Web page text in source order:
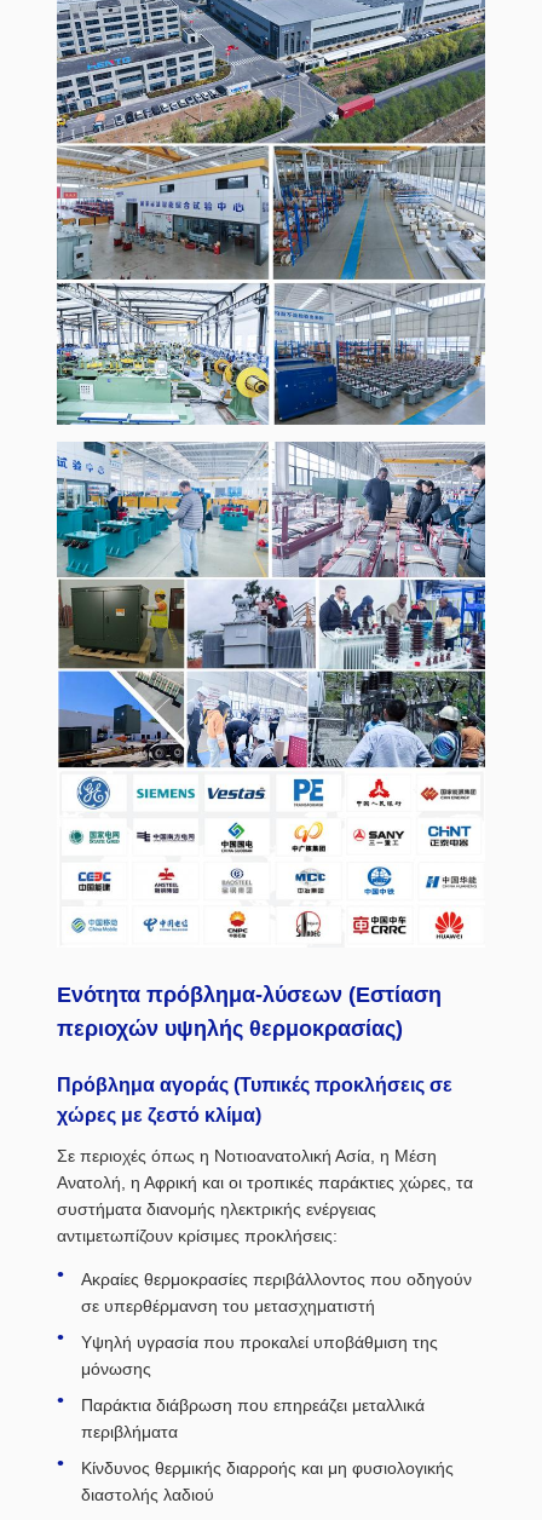
Ενότητα πρόβλημα-λύσεων (Εστίαση
περιοχών υψηλής θερμοκρασίας)
Πρόβλημα αγοράς (Τυπικές προκλήσεις σε
χώρες με ζεστό κλίμα)
Σε περιοχές όπως η Νοτιοανατολική Ασία, η Μέση
Ανατολή, η Αφρική και οι τροπικές παράκτιες χώρες, τα
συστήματα διανομής ηλεκτρικής ενέργειας
αντιμετωπίζουν κρίσιμες προκλήσεις:
Ακραίες θερμοκρασίες περιβάλλοντος που οδηγούν
σε υπερθέρμανση του μετασχηματιστή
Υψηλή υγρασία που προκαλεί υποβάθμιση της
μόνωσης
Παράκτια διάβρωση που επηρεάζει μεταλλικά
περιβλήματα
Κίνδυνος θερμικής διαρροής και μη φυσιολογικής
διαστολής λαδιού